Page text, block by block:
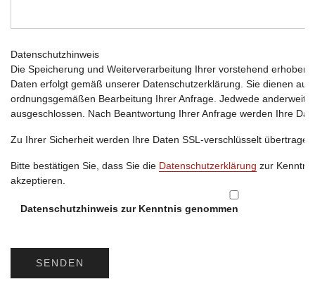
Datenschutzhinweis
Die Speicherung und Weiterverarbeitung Ihrer vorstehend
Daten erfolgt gemäß unserer Datenschutzerklärung. Sie dienen
ordnungsgemäßen Bearbeitung Ihrer Anfrage. Jedwede
ausgeschlossen. Nach Beantwortung Ihrer Anfrage werden Ihre
Zu Ihrer Sicherheit werden Ihre Daten SSL-verschlüsselt
Bitte bestätigen Sie, dass Sie die Datenschutzerklärung zur
akzeptieren.
Datenschutzhinweis zur Kenntnis genommen